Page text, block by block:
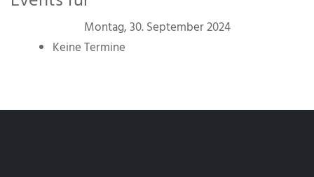
Montag, 30. September 2024
Keine Termine